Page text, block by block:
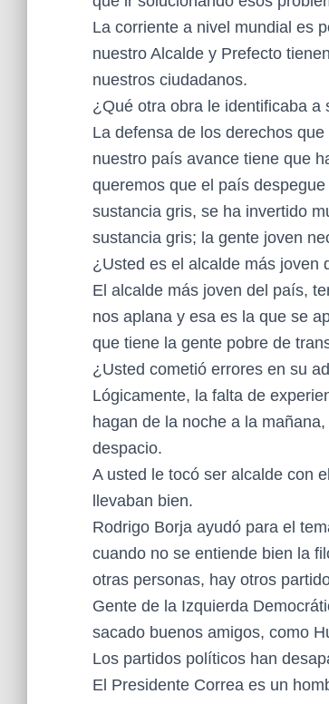
La corriente a nivel mundial es
nuestro Alcalde y Prefecto
nuestros ciudadanos.
¿Qué otra obra le identificaba a
La defensa de los derechos
nuestro país avance tiene que
queremos que el país
sustancia gris, se ha invertido
sustancia gris; la gente joven
¿Usted es el alcalde más joven
El alcalde más joven del país,
nos aplana y esa es la que se
que tiene la gente pobre de
¿Usted cometió errores en su
Lógicamente, la falta de
hagan de la noche a la
despacio.
A usted le tocó ser alcalde con
llevaban bien.
Rodrigo Borja ayudó para el
cuando no se entiende bien la
otras personas, hay otros
Gente de la Izquierda
sacado buenos amigos, como
Los partidos políticos han
El Presidente Correa es un